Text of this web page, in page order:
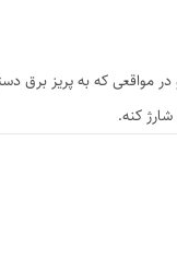
مواقعی که به پریز برق